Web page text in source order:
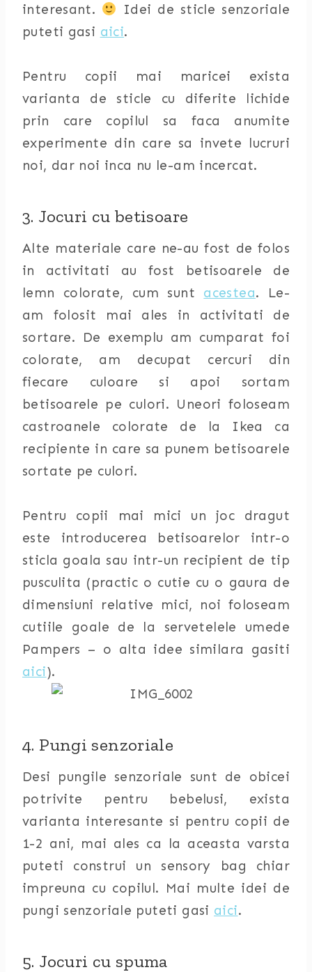
interesant.
Idei de sticle senzoriale
puteti gasi aici.
Pentru copii mai maricei exista
varianta de sticle cu diferite lichide
prin care copilul sa faca anumite
experimente din care sa invete lucruri
noi, dar noi inca nu le-am incercat.
3. Jocuri cu betisoare
Alte materiale care ne-au fost de folos
in activitati au fost betisoarele de
lemn colorate, cum sunt acestea. Le-
am folosit mai ales in activitati de
sortare. De exemplu am cumparat foi
colorate, am decupat cercuri din
fiecare culoare si apoi sortam
betisoarele pe culori. Uneori foloseam
castroanele colorate de la Ikea ca
recipiente in care sa punem betisoarele
sortate pe culori.
Pentru copii mai mici un joc dragut
este introducerea betisoarelor intr-o
sticla goala sau intr-un recipient de tip
pusculita (practic o cutie cu o gaura de
dimensiuni relative mici, noi foloseam
cutiile goale de la servetelele umede
Pampers – o alta idee similara gasiti
aici).
4. Pungi senzoriale
Desi pungile senzoriale sunt de obicei
potrivite pentru bebelusi, exista
varianta interesante si pentru copii de
1-2 ani, mai ales ca la aceasta varsta
puteti construi un sensory bag chiar
impreuna cu copilul. Mai multe idei de
pungi senzoriale puteti gasi aici.
5. Jocuri cu spuma